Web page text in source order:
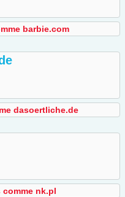
barbie.com
dasoertliche.de
comme nk.pl